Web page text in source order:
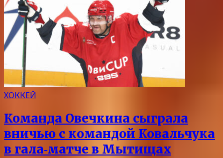
ХОККЕЙ
Команда Овечкина сыграла
вничью с командой Ковальчука
в гала‑матче в Мытищах